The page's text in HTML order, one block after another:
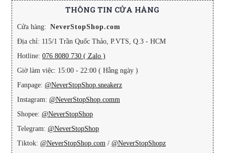
THÔNG TIN CỬA HÀNG
Cửa hàng: NeverStopShop.com
Địa chỉ: 115/1 Trần Quốc Thảo, P.VTS, Q.3 - HCM
Hotline: 076 8080 730 ( Zalo )
Giờ làm việc: 15:00 - 22:00 ( Hằng ngày )
Fanpage: @NeverStopShop.sneakerz
Instagram: @NeverStopShop.comm
Shopee: @NeverStopShop
Telegram: @NeverStopShop
Tiktok: @NeverStopShop.com / @NeverStopShopz